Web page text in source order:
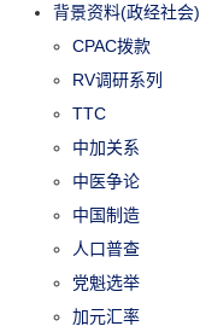
背景资料(政经社会)
CPAC拨款
RV调研系列
TTC
中加关系
中医争论
中国制造
人口普查
党魁选举
加元汇率